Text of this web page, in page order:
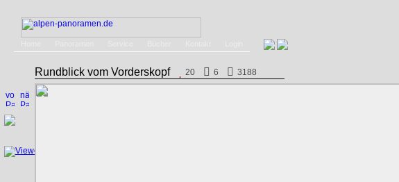
Rundblick vom Vorderskopf 20 6 3188